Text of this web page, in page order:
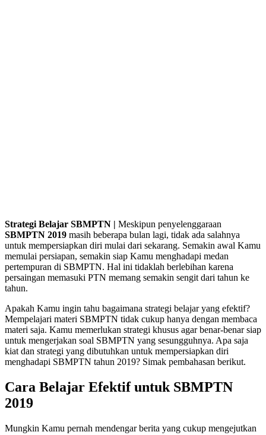
Strategi Belajar SBMPTN | Meskipun penyelenggaraan
SBMPTN 2019 masih beberapa bulan lagi, tidak ada salahnya
untuk mempersiapkan diri mulai dari sekarang. Semakin awal Kamu
memulai persiapan, semakin siap Kamu menghadapi medan
pertempuran di SBMPTN. Hal ini tidaklah berlebihan karena
persaingan memasuki PTN memang semakin sengit dari tahun ke
tahun.
Apakah Kamu ingin tahu bagaimana strategi belajar yang efektif?
Mempelajari materi SBMPTN tidak cukup hanya dengan membaca
materi saja. Kamu memerlukan strategi khusus agar benar-benar siap
untuk mengerjakan soal SBMPTN yang sesungguhnya. Apa saja
kiat dan strategi yang dibutuhkan untuk mempersiapkan diri
menghadapi SBMPTN tahun 2019? Simak pembahasan berikut.
Cara Belajar Efektif untuk SBMPTN
2019
Mungkin Kamu pernah mendengar berita yang cukup mengejutkan